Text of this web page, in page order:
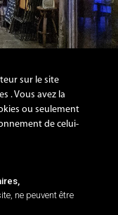
sur le site
. Vous avez la
ou seulement
de celui-
ne peuvent être